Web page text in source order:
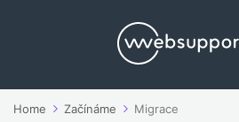
Home Začínáme Migrace